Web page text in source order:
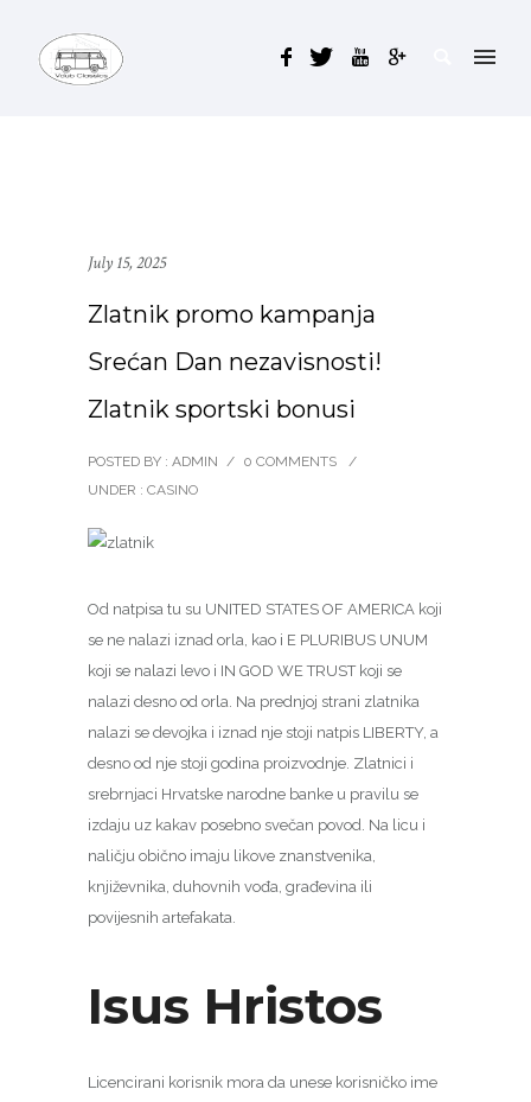
July 15, 2025
Zlatnik promo kampanja
Srećan Dan nezavisnosti!
Zlatnik sportski bonusi
POSTED BY : ADMIN / 0 COMMENTS
/
UNDER : CASINO
Od natpisa tu su UNITED STATES OF AMERICA koji
se ne nalazi iznad orla, kao i E PLURIBUS UNUM
koji se nalazi levo i IN GOD WE TRUST koji se
nalazi desno od orla. Na prednjoj strani zlatnika
nalazi se devojka i iznad nje stoji natpis LIBERTY, a
desno od nje stoji godina proizvodnje. Zlatnici i
srebrnjaci Hrvatske narodne banke u pravilu se
izdaju uz kakav posebno svečan povod. Na licu i
naličju obično imaju likove znanstvenika,
književnika, duhovnih vođa, građevina ili
povijesnih artefakata.
Isus Hristos
Licencirani korisnik mora da unese korisničko ime